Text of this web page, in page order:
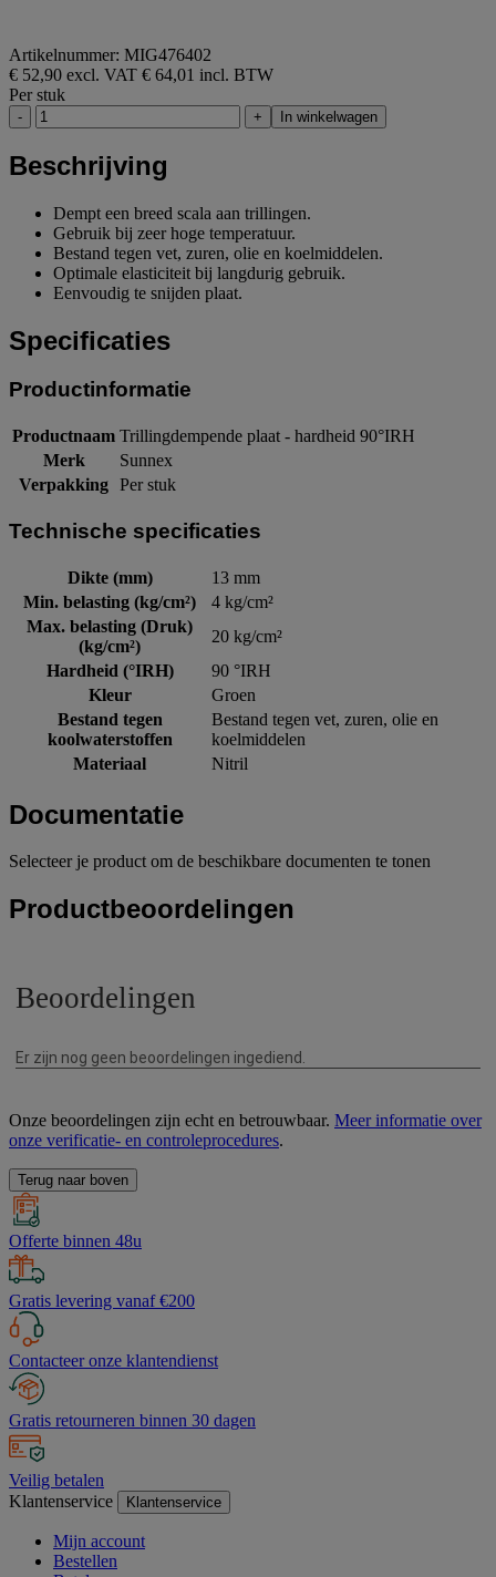
Artikelnummer: MIG476402
€ 52,90 excl. VAT € 64,01 incl. BTW
Per stuk
- + In winkelwagen
Beschrijving
Dempt een breed scala aan trillingen.
Gebruik bij zeer hoge temperatuur.
Bestand tegen vet, zuren, olie en koelmiddelen.
Optimale elasticiteit bij langdurig gebruik.
Eenvoudig te snijden plaat.
Specificaties
Productinformatie
Productnaam Trillingdempende plaat - hardheid 90°IRH
Merk
Sunnex
Verpakking Per stuk
Technische specificaties
Dikte (mm)
13 mm
Min. belasting (kg/cm²)
4 kg/cm²
Max. belasting (Druk)
(kg/cm²)
20 kg/cm²
Hardheid (°IRH)
90 °IRH
Kleur
Groen
Bestand tegen
koolwaterstoffen
Bestand tegen vet, zuren, olie en
koelmiddelen
Materiaal
Nitril
Documentatie
Selecteer je product om de beschikbare documenten te tonen
Productbeoordelingen
Onze beoordelingen zijn echt en betrouwbaar. Meer informatie over
onze verificatie- en controleprocedures.
Terug naar boven
Offerte binnen 48u
Gratis levering vanaf €200
Contacteer onze klantendienst
Gratis retourneren binnen 30 dagen
Veilig betalen
Klantenservice
Klantenservice
Mijn account
Bestellen